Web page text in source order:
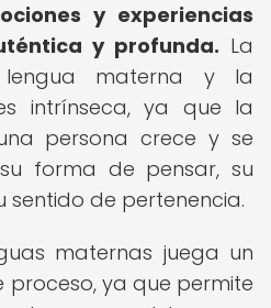
y experiencias
y profunda. La
materna y la
intrínseca, ya que la
persona crece y se
forma de pensar, su
sentido de pertenencia.
maternas juega un
proceso, ya que permite